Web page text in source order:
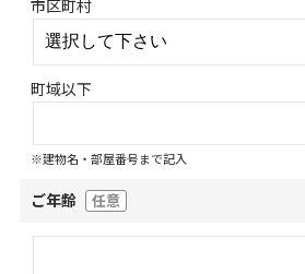
市区町村
町域以下
※建物名・部屋番号まで記入
ご年齢 任意